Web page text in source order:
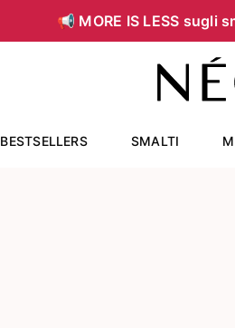
📢 MORE IS LESS sugli
BESTSELLERS SMALTI